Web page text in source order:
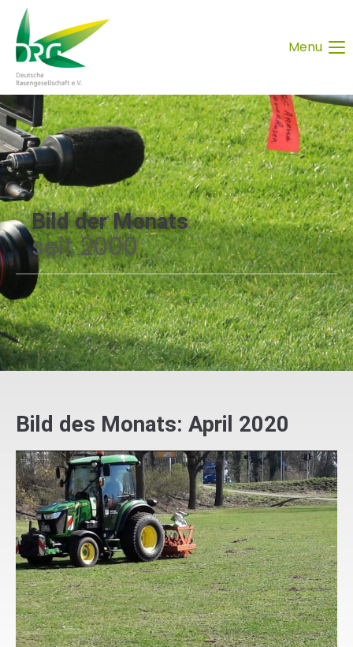
Menu
Bild der Monats
seit 2000
Bild des Monats: April 2020